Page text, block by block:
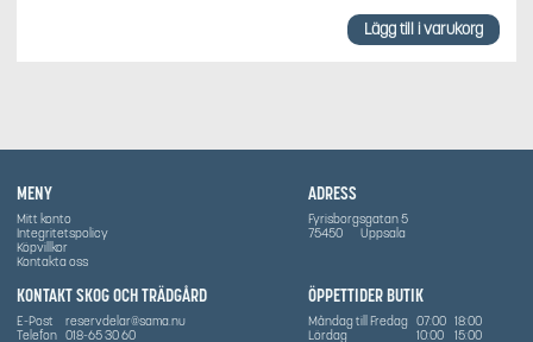
Lägg till i varukorg
MENY
Mitt konto
Integritetspolicy
Köpvillkor
Kontakta oss
ÖPPETTIDER BUTIK
Måndag till Fredag 07:00 18:00
Lördag
10:00
15:00
ADRESS
Fyrisborgsgatan 5
75450
Uppsala
KONTAKT SKOG OCH TRÄDGÅRD
E-Post
reservdelar@sama.nu
Telefon 018-65 30 60